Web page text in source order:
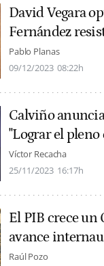
David Vegara
Fernández
Pablo Planas
09/12/2023 08:22h
Calviño
"Lograr el pleno
Víctor Recacha
25/11/2023 16:17h
El PIB crece un
avance
Raúl Pozo